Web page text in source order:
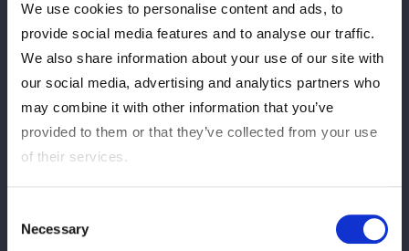
We use cookies to personalise content and ads, to
provide social media features and to analyse our traffic.
We also share information about your use of our site with
our social media, advertising and analytics partners who
may combine it with other information that you’ve
provided to them or that they’ve collected from your use
of their services.
Selection
Necessary
2026/07/14 Aparições na mídia
【メディア情報】7月17日（金）22:00～
サムライTV『ニュース・スープレックス
虎』に林下詩美が出演！電撃登場からの試
合を振り返り！5★STAR GP 2026の見ど
ころも！
8月上演開始、舞台『BAD END』に朱里が
出演！チケット一般販売は7月17日（金）